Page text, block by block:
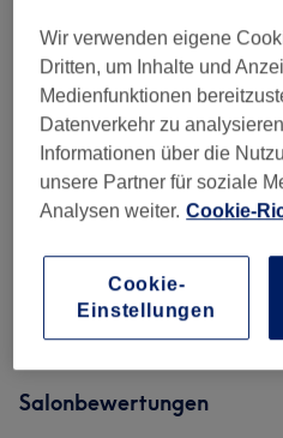
Salonbewertungen
Wir verwenden eigene
Dritten, um Inhalte und
Medienfunktionen
Datenverkehr zu
Informationen über die
unsere Partner für soziale
Analysen weiter. Cookie-
Cookie-
Einstellungen